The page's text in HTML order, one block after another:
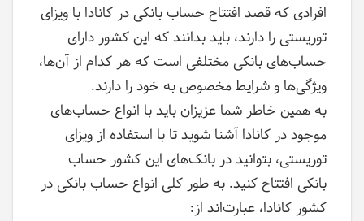
افرادی که قصد افتتاح حساب بانکی در کانادا با ویزای
توریستی را دارند، باید بدانند که این کشور دارای
حساب‌های بانکی مختلفی است که هر کدام از آن‌ها،
ویژگی‌ها و شرایط مخصوص به خود را دارند‌.
به همین خاطر شما عزیزان باید با انواع حساب‌های
موجود در کانادا آشنا شوید تا با استفاده از ویزای
توریستی، بتوانید در بانک‌های این کشور حساب
بانکی افتتاح کنید. به طور کلی انواع حساب بانکی در
کشور کانادا، عبارت‌اند از: